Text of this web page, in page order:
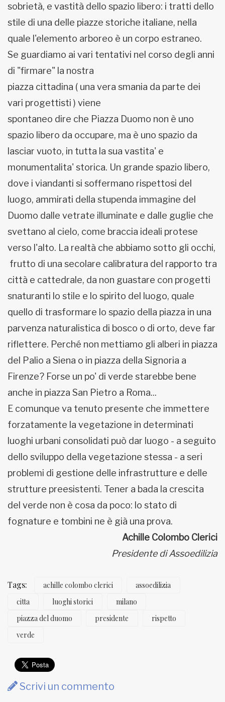
sobrietà, e vastità dello spazio libero: i tratti dello
stile di una delle piazze storiche italiane, nella
quale l'elemento arboreo è un corpo estraneo.
Se guardiamo ai vari tentativi nel corso degli anni
di "firmare" la nostra
piazza cittadina ( una vera smania da parte dei
vari progettisti ) viene
spontaneo dire che Piazza Duomo non è uno
spazio libero da occupare, ma è uno spazio da
lasciar vuoto, in tutta la sua vastita' e
monumentalita' storica. Un grande spazio libero,
dove i viandanti si soffermano rispettosi del
luogo, ammirati della stupenda immagine del
Duomo dalle vetrate illuminate e dalle guglie che
svettano al cielo, come braccia ideali protese
verso l'alto. La realtà che abbiamo sotto gli occhi,
frutto di una secolare calibratura del rapporto tra
città e cattedrale, da non guastare con progetti
snaturanti lo stile e lo spirito del luogo, quale
quello di trasformare lo spazio della piazza in una
parvenza naturalistica di bosco o di orto, deve far
riflettere. Perché non mettiamo gli alberi in piazza
del Palio a Siena o in piazza della Signoria a
Firenze? Forse un po' di verde starebbe bene
anche in piazza San Pietro a Roma...
E comunque va tenuto presente che immettere
forzatamente la vegetazione in determinati
luoghi urbani consolidati può dar luogo - a seguito
dello sviluppo della vegetazione stessa - a seri
problemi di gestione delle infrastrutture e delle
strutture preesistenti. Tener a bada la crescita
del verde non è cosa da poco: lo stato di
fognature e tombini ne è già una prova.
Achille Colombo Clerici
Presidente di Assoedilizia
Tags: achille colombo clerici
assoedilizia
citta
luoghi storici
milano
piazza del duomo
presidente
rispetto
verde
Scrivi un commento